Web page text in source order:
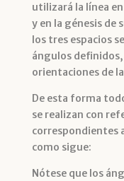
utilizará la línea
y en la génesis de
los tres espacios
ángulos definidos,
orientaciones de
De esta forma
se realizan con
correspondientes
como sigue:
Nótese que los